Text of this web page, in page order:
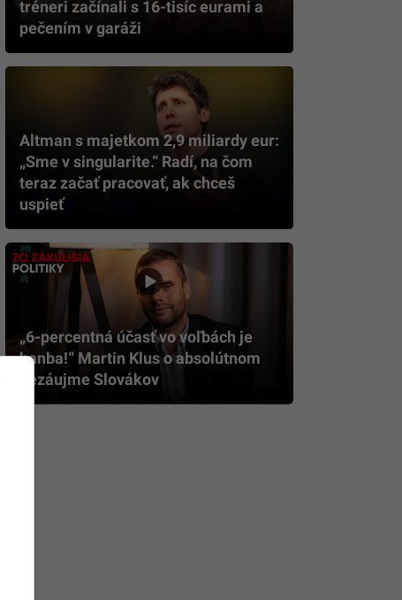
tréneri začínali s 16-tisíc eurami a
pečením v garáži
Altman s majetkom 2,9 miliardy eur:
„Sme v singularite.“ Radí, na čom
teraz začať pracovať, ak chceš
uspieť
„6-percentná účasť vo voľbách je
hanba!“ Martin Klus o absolútnom
nezáujme Slovákov